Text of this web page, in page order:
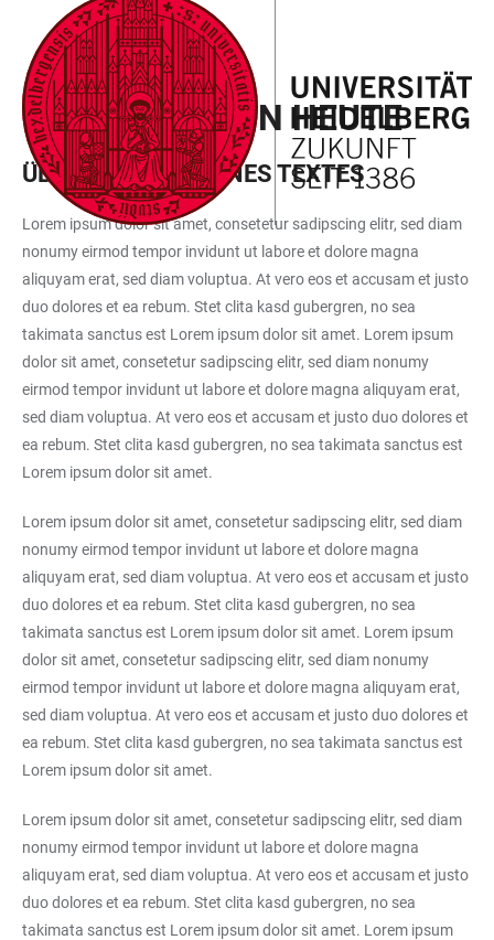
LINKS
ZUR
BARRIEREFREIHEIT
ZUM
HAUPTINHALT
HAUPTNAVIGATION
ÖFFNEN
WEBSEITENSUCHE
ÖFFNEN
TESTSEITE VON HEUTE
ÜBERSCHRIFT MEINES TEXTES
Lorem ipsum dolor sit amet, consetetur sadipscing elitr, sed diam
nonumy eirmod tempor invidunt ut labore et dolore magna
aliquyam erat, sed diam voluptua. At vero eos et accusam et justo
duo dolores et ea rebum. Stet clita kasd gubergren, no sea
takimata sanctus est Lorem ipsum dolor sit amet. Lorem ipsum
dolor sit amet, consetetur sadipscing elitr, sed diam nonumy
eirmod tempor invidunt ut labore et dolore magna aliquyam erat,
sed diam voluptua. At vero eos et accusam et justo duo dolores et
ea rebum. Stet clita kasd gubergren, no sea takimata sanctus est
Lorem ipsum dolor sit amet.
Lorem ipsum dolor sit amet, consetetur sadipscing elitr, sed diam
nonumy eirmod tempor invidunt ut labore et dolore magna
aliquyam erat, sed diam voluptua. At vero eos et accusam et justo
duo dolores et ea rebum. Stet clita kasd gubergren, no sea
takimata sanctus est Lorem ipsum dolor sit amet. Lorem ipsum
dolor sit amet, consetetur sadipscing elitr, sed diam nonumy
eirmod tempor invidunt ut labore et dolore magna aliquyam erat,
sed diam voluptua. At vero eos et accusam et justo duo dolores et
ea rebum. Stet clita kasd gubergren, no sea takimata sanctus est
Lorem ipsum dolor sit amet.
Lorem ipsum dolor sit amet, consetetur sadipscing elitr, sed diam
nonumy eirmod tempor invidunt ut labore et dolore magna
aliquyam erat, sed diam voluptua. At vero eos et accusam et justo
duo dolores et ea rebum. Stet clita kasd gubergren, no sea
takimata sanctus est Lorem ipsum dolor sit amet. Lorem ipsum